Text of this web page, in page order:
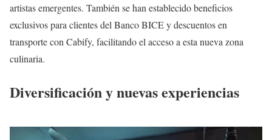
artistas emergentes. También se han establecido beneficios
exclusivos para clientes del Banco BICE y descuentos en
transporte con Cabify, facilitando el acceso a esta nueva zona
culinaria.
Diversificación y nuevas experiencias